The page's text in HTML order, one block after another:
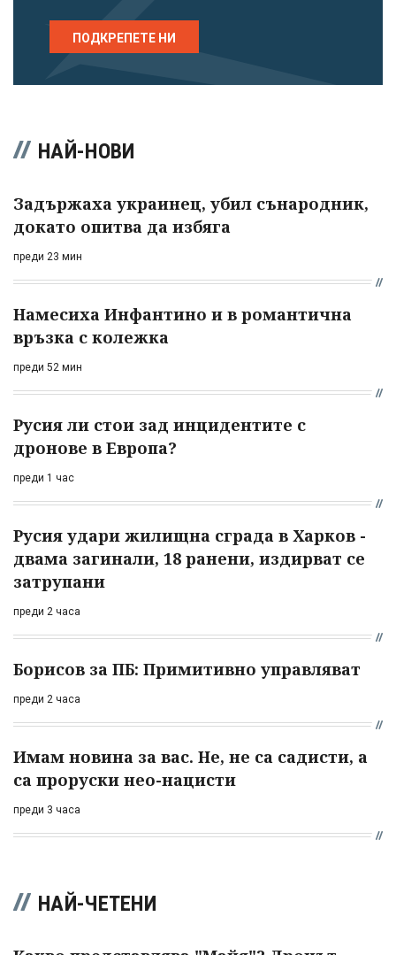
ПОДКРЕПЕТЕ НИ
НАЙ-НОВИ
Задържаха украинец, убил сънародник,
докато опитва да избяга
преди 23 мин
Намесиха Инфантино и в романтична
връзка с колежка
преди 52 мин
Русия ли стои зад инцидентите с
дронове в Европа?
преди 1 час
Русия удари жилищна сграда в Харков -
двама загинали, 18 ранени, издирват се
затрупани
преди 2 часа
Борисов за ПБ: Примитивно управляват
преди 2 часа
Имам новина за вас. Не, не са садисти, а
са проруски нео-нацисти
преди 3 часа
НАЙ-ЧЕТЕНИ